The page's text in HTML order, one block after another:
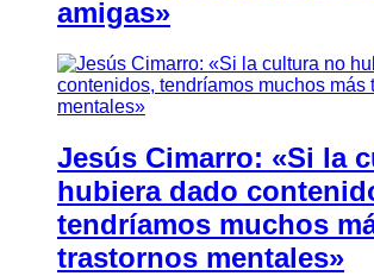
amigas»
Jesús Cimarro: «Si la
hubiera dado
tendríamos muchos
trastornos mentales»